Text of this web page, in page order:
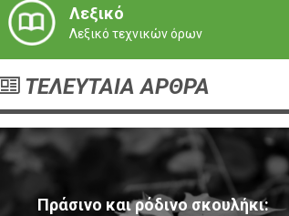
Λεξικό
Λεξικό τεχνικών όρων
ΤΕΛΕΥΤΑΙΑ ΑΡΘΡΑ
Πράσινο και ρόδινο σκουλήκι: